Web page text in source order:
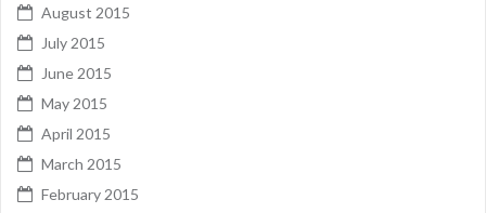
August 2015
July 2015
June 2015
May 2015
April 2015
March 2015
February 2015